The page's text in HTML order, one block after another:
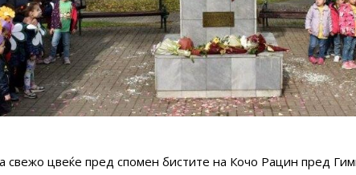
свежо цвеќе пред спомен бистите на Кочо Рацин пред